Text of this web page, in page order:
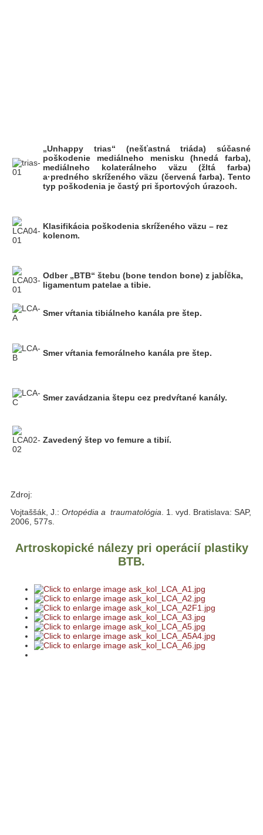
„Unhappy trias“ (nešťastná triáda) súčasné
poškodenie mediálneho menisku (hnedá farba),
mediálneho kolaterálneho väzu (žltá farba)
a·predného skríženého väzu (červená farba). Tento
typ poškodenia je častý pri športových úrazoch.
Klasifikácia poškodenia skríženého väzu – rez
kolenom.
Odber „BTB“ štebu (bone tendon bone) z jabĺčka,
ligamentum patelae a tibie.
Smer vŕtania tibiálneho kanála pre štep.
Smer vŕtania femorálneho kanála pre štep.
Smer zavádzania štepu cez predvŕtané kanály.
Zavedený štep vo femure a tibií.
Zdroj:
Vojtaššák, J.: Ortopédia a traumatológia . 1. vyd. Bratislava: SAP,
2006, 577s.
Artroskopické nálezy pri operácií plastiky
BTB.